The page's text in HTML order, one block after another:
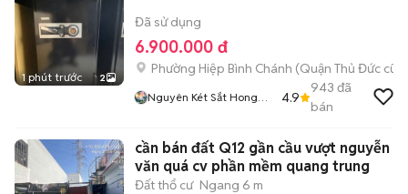
1 phút trước 2
Đã sử dụng
6.900.000 đ
Phường Hiệp Bình Chánh (Quận Thủ Đức cũ)
Nguyên Két Sắt Hong
4.9
943 đã
bán
cần bán đất Q12 gần cầu vượt nguyễn
văn quá cv phần mềm quang trung
Đất thổ cư Ngang 6 m